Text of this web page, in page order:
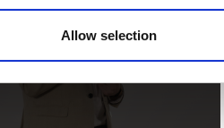
Allow selection